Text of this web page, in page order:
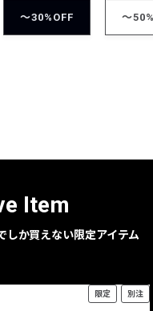
ウィーク
～30%OFF ～
Item
か買えない限定アイテム
限定 別注